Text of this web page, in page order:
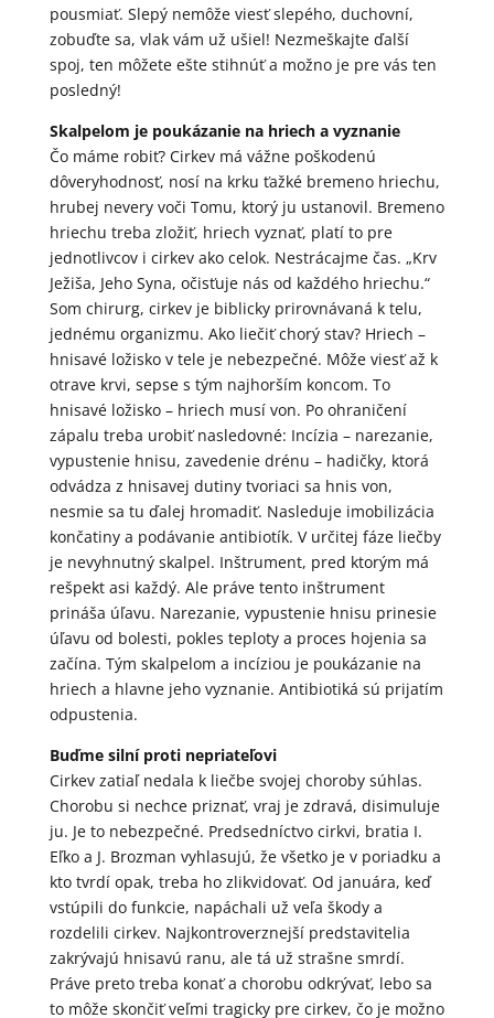
pousmiať. Slepý nemôže viesť slepého, duchovní,
zobuďte sa, vlak vám už ušiel! Nezmeškajte ďalší
spoj, ten môžete ešte stihnúť a možno je pre vás ten
posledný!
Skalpelom je poukázanie na hriech a vyznanie
Čo máme robiť? Cirkev má vážne poškodenú
dôveryhodnosť, nosí na krku ťažké bremeno hriechu,
hrubej nevery voči Tomu, ktorý ju ustanovil. Bremeno
hriechu treba zložiť, hriech vyznať, platí to pre
jednotlivcov i cirkev ako celok. Nestrácajme čas. „Krv
Ježiša, Jeho Syna, očisťuje nás od každého hriechu.“
Som chirurg, cirkev je biblicky prirovnávaná k telu,
jednému organizmu. Ako liečiť chorý stav? Hriech –
hnisavé ložisko v tele je nebezpečné. Môže viesť až k
otrave krvi, sepse s tým najhorším koncom. To
hnisavé ložisko – hriech musí von. Po ohraničení
zápalu treba urobiť nasledovné: Incízia – narezanie,
vypustenie hnisu, zavedenie drénu – hadičky, ktorá
odvádza z hnisavej dutiny tvoriaci sa hnis von,
nesmie sa tu ďalej hromadiť. Nasleduje imobilizácia
končatiny a podávanie antibiotík. V určitej fáze liečby
je nevyhnutný skalpel. Inštrument, pred ktorým má
rešpekt asi každý. Ale práve tento inštrument
prináša úľavu. Narezanie, vypustenie hnisu prinesie
úľavu od bolesti, pokles teploty a proces hojenia sa
začína. Tým skalpelom a incíziou je poukázanie na
hriech a hlavne jeho vyznanie. Antibiotiká sú prijatím
odpustenia.
Buďme silní proti nepriateľovi
Cirkev zatiaľ nedala k liečbe svojej choroby súhlas.
Chorobu si nechce priznať, vraj je zdravá, disimuluje
ju. Je to nebezpečné. Predsedníctvo cirkvi, bratia I.
Eľko a J. Brozman vyhlasujú, že všetko je v poriadku a
kto tvrdí opak, treba ho zlikvidovať. Od januára, keď
vstúpili do funkcie, napáchali už veľa škody a
rozdelili cirkev. Najkontroverznejší predstavitelia
zakrývajú hnisavú ranu, ale tá už strašne smrdí.
Práve preto treba konať a chorobu odkrývať, lebo sa
to môže skončiť veľmi tragicky pre cirkev, čo je možno